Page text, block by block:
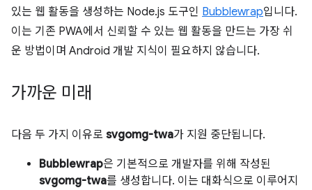
있는 웹 활동을 생성하는 Node.js 도구인 Bubblewrap입니다.
이는 기존 PWA에서 신뢰할 수 있는 웹 활동을 만드는 가장 쉬
운 방법이며 Android 개발 지식이 필요하지 않습니다.
가까운 미래
다음 두 가지 이유로 svgomg-twa가 지원 중단됩니다.
Bubblewrap은 기본적으로 개발자를 위해 작성된
svgomg-twa를 생성합니다. 이는 대화식으로 이루어지